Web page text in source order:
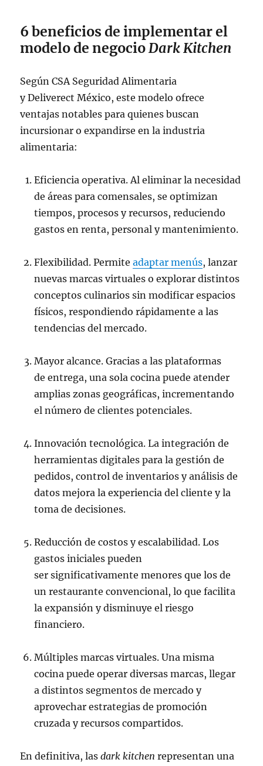
6 beneficios de implementar el
modelo de negocioDark Kitchen
Según CSA Seguridad Alimentaria
y Deliverect México, este modelo ofrece
ventajas notables para quienes buscan
incursionar o expandirse en la industria
alimentaria:
Eficiencia operativa. Al eliminar la necesidad
de áreas para comensales, se optimizan
tiempos, procesos y recursos, reduciendo
gastos en renta, personal y mantenimiento.
Flexibilidad. Permiteadaptar menús, lanzar
nuevas marcas virtuales o explorar distintos
conceptos culinarios sin modificar espacios
físicos, respondiendo rápidamente a las
tendencias del mercado.
Mayor alcance. Gracias a las plataformas
de entrega, una sola cocina puede atender
amplias zonas geográficas, incrementando
el número de clientes potenciales.
Innovación tecnológica. La integración de
herramientas digitales para la gestión de
pedidos, control de inventarios y análisis de
datos mejora la experiencia del cliente y la
toma de decisiones.
Reducción de costos y escalabilidad. Los
gastos iniciales pueden
ser significativamente menores que los de
un restaurante convencional, lo que facilita
la expansión y disminuye el riesgo
financiero.
Múltiples marcas virtuales. Una misma
cocina puede operar diversas marcas, llegar
a distintos segmentos de mercado y
aprovechar estrategias de promoción
cruzada y recursos compartidos.
En definitiva, lasdark kitchen representan una